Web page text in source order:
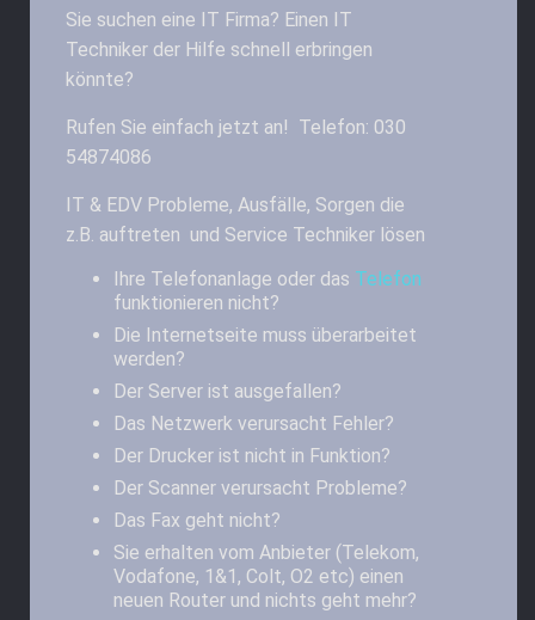
Sie suchen eine IT Firma? Einen IT
Techniker der Hilfe schnell erbringen
könnte?
Rufen Sie einfach jetzt an! Telefon: 030
54874086
IT & EDV Probleme, Ausfälle, Sorgen die
z.B. auftreten und Service Techniker lösen
Ihre Telefonanlage oder das Telefon
funktionieren nicht?
Die Internetseite muss überarbeitet
werden?
Der Server ist ausgefallen?
Das Netzwerk verursacht Fehler?
Der Drucker ist nicht in Funktion?
Der Scanner verursacht Probleme?
Das Fax geht nicht?
Sie erhalten vom Anbieter (Telekom,
Vodafone, 1&1, Colt, O2 etc) einen
neuen Router und nichts geht mehr?